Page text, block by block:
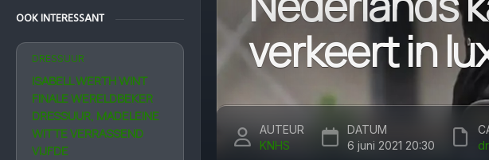
OOK INTERESSANT
DRESSUUR
ISABELL WERTH WINT
FINALE WERELDBEKER
DRESSUUR, MADELEINE
WITTE VERRASSEND
VIJFDE
verkeert in
AUTEUR
KNHS
DATUM
6 juni 2021 20:30